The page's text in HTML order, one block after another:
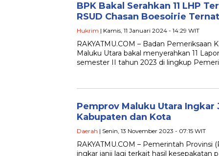
BPK Bakal Serahkan 11 LHP
RSUD Chasan Boesoirie
Hukrim | Kamis, 11 Januari 2024 - 14:29 WIT
RAKYATMU.COM – Badan Pemeriksaan
Maluku Utara bakal menyerahkan 11
semester II tahun 2023 di lingkup
Pemprov Maluku Utara Ingkar
Kabupaten dan Kota
Daerah | Senin, 13 November 2023 - 07:15 WIT
RAKYATMU.COM – Pemerintah Provinsi
ingkar janji lagi terkait hasil kesepakatan